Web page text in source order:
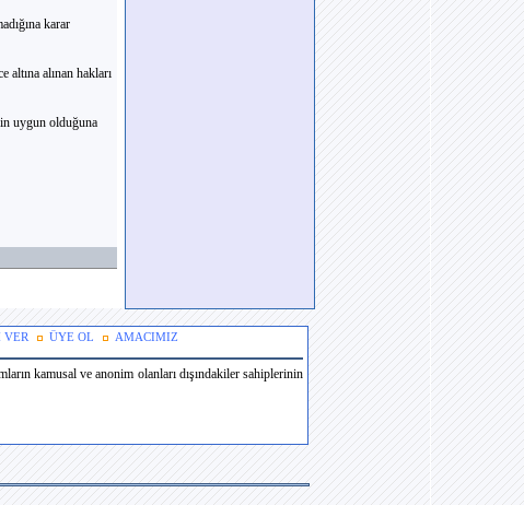
karar
alınan hakları
uygun olduğuna
VER ÜYE OL AMACIMIZ
kamusal ve anonim olanları dışındakiler sahiplerinin